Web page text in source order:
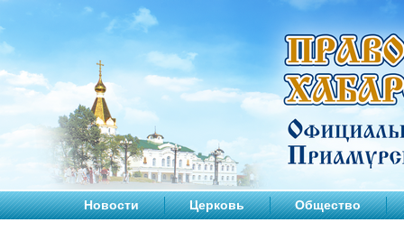
Новости Церковь Общество